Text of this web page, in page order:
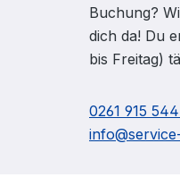
Buchung?
dich da! Du
bis Freitag)
0261 915